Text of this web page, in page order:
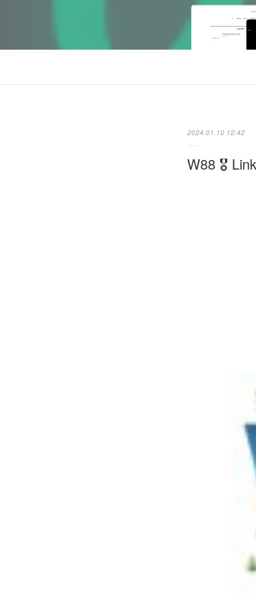
2024.01.10 12:42
W88 🎖️